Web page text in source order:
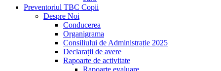
Preventoriul TBC Copii
Despre Noi
Conducerea
Organigrama
Consiliului de Administrație 2025
Declarații de avere
Rapoarte de activitate
Rapoarte evaluare